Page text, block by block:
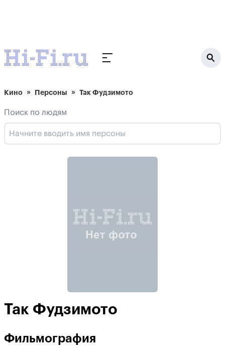
Кино Персоны Так Фудзимото
Поиск по людям
Так Фудзимото
Фильмография